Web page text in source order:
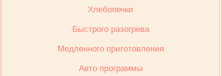
Хлебопечки
Быстрого разогрева
Медленного приготовления
Авто программы